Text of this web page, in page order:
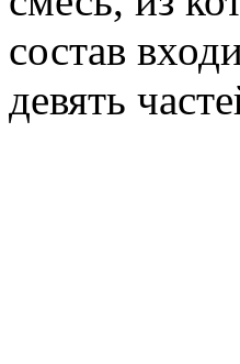
состав
девять